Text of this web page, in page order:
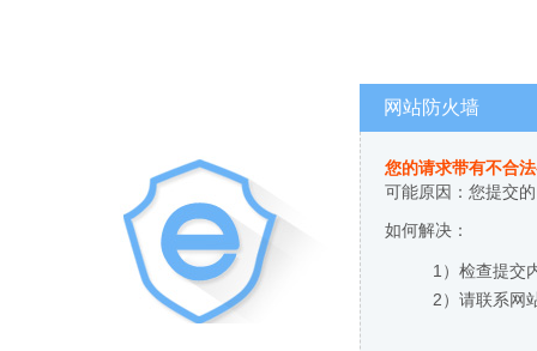
网站防火墙
您的请求带有不合
可能原因：您提交
如何解决：
1）检查提交
2）请联系网